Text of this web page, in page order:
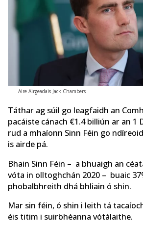
Aire Airgeadais Jack Chambers
Táthar ag súil go leagfaidh an
pacáiste cánach €1.4 billiún ar an 1
rud a mhaíonn Sinn Féin go
is airde pá.
Bhain Sinn Féin – a bhuaigh an
vóta in olltoghchán 2020 – buaic
phobalbhreith dhá bhliain ó shin.
Mar sin féin, ó shin i leith tá
éis titim i suirbhéanna vótálaithe.